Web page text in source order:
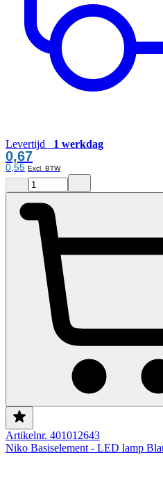
Levertijd 1 werkdag
0,67
0,55
Artikelnr. 401012643
Niko Basiselement - LED lamp